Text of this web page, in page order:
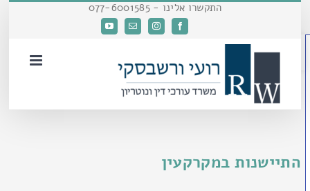
התקשרו אלינו - 077-6001585
Facebook
Instagramכתובת
דואר
YouTube
התיישנות במקרקעין
פתח סרגל נגישות